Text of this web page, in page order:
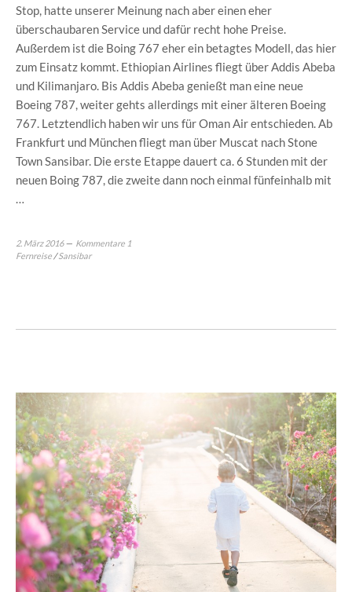
Stop, hatte unserer Meinung nach aber einen eher
überschaubaren Service und dafür recht hohe Preise.
Außerdem ist die Boing 767 eher ein betagtes Modell, das hier
zum Einsatz kommt. Ethiopian Airlines fliegt über Addis Abeba
und Kilimanjaro. Bis Addis Abeba genießt man eine neue
Boeing 787, weiter gehts allerdings mit einer älteren Boeing
767. Letztendlich haben wir uns für Oman Air entschieden. Ab
Frankfurt und München fliegt man über Muscat nach Stone
Town Sansibar. Die erste Etappe dauert ca. 6 Stunden mit der
neuen Boing 787, die zweite dann noch einmal fünfeinhalb mit
…
2. März 2016
Kommentare 1
Fernreise /Sansibar